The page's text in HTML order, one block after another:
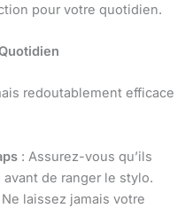
pour votre quotidien.
redoutablement efficace
: Assurez-vous qu’ils
de ranger le stylo.
Ne laissez jamais votre